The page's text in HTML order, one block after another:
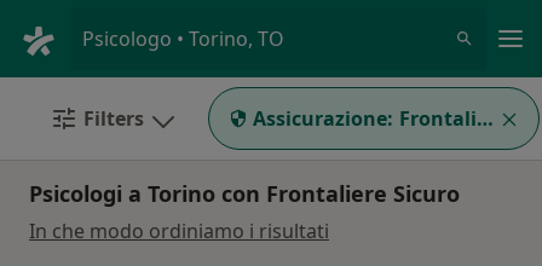
Psicologo • Torino, TO
Filters Assicurazione: Frontaliere
Psicologi a Torino con Frontaliere Sicuro
In che modo ordiniamo i risultati